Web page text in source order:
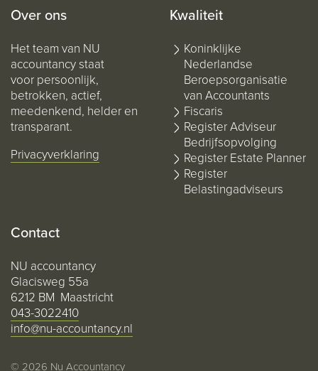
Over ons
Het team van NU
accountancy staat
voor persoonlijk,
betrokken, actief,
meedenkend, helder en
transparant.
Privacyverklaring
Kwaliteit
Koninklijke
Nederlandse
Beroepsorganisatie
van Accountants
Fiscaris
Register Adviseur
Bedrijfsopvolging
Register Estate Planner
Register
Belastingadviseurs
Contact
NU accountancy
Glacisweg 55a
6212 BM Maastricht
043-3022410
info@nu-accountancy.nl
© 2026 Nu Accountancy